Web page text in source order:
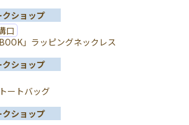
クショップ
口
」ラッピングネックレス
クショップ
ートバッグ
クショップ